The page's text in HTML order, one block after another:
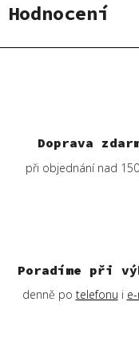
Doprava
při objednání nad
Poradíme při
denně po telefonu i
Hodnocení